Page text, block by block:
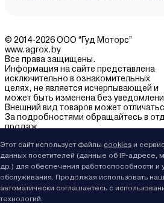
Этот сайт использует файлы cookies и
данных посетителей (данные об IP-адресе,
др.) для обеспечения работоспособности и
обслуживания. Продолжая использовать
автоматически соглашаетесь с
технологий.
© 2014-2026 ООО “Гуд Моторс”
www.agrox.by
Все права защищены.
Информация на сайте представлена
исключительно в ознакомительных
целях, не является исчерпывающей и
может быть изменена без
Внешний вид товаров может
За подробностями обращайтесь в
продаж.